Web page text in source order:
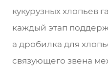
кукурузных хлопьев
каждый этап
а дробилка для
связующего звена